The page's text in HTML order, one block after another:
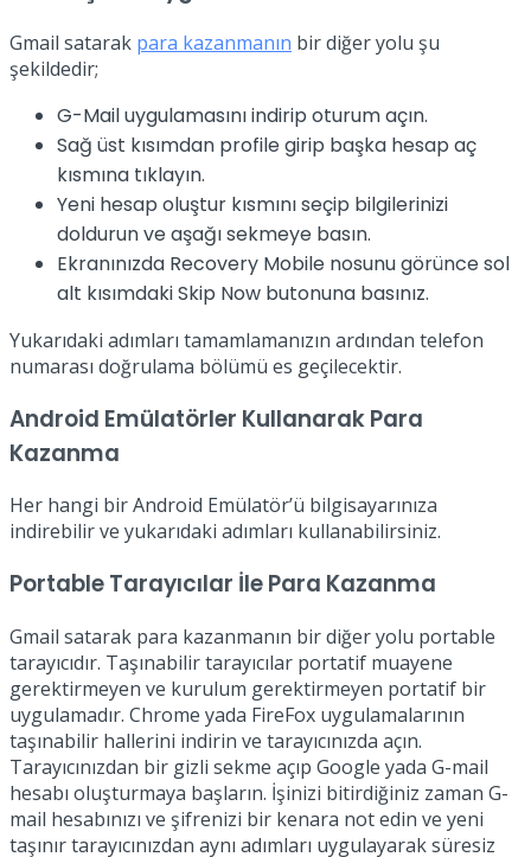
Gmail satarak para kazanmanın bir diğer yolu şu
şekildedir;
G-Mail uygulamasını indirip oturum açın.
Sağ üst kısımdan profile girip başka hesap aç
kısmına tıklayın.
Yeni hesap oluştur kısmını seçip bilgilerinizi
doldurun ve aşağı sekmeye basın.
Ekranınızda Recovery Mobile nosunu görünce sol
alt kısımdaki Skip Now butonuna basınız.
Yukarıdaki adımları tamamlamanızın ardından telefon
numarası doğrulama bölümü es geçilecektir.
Android Emülatörler Kullanarak Para
Kazanma
Her hangi bir Android Emülatör’ü bilgisayarınıza
indirebilir ve yukarıdaki adımları kullanabilirsiniz.
Portable Tarayıcılar İle Para Kazanma
Gmail satarak para kazanmanın bir diğer yolu portable
tarayıcıdır. Taşınabilir tarayıcılar portatif muayene
gerektirmeyen ve kurulum gerektirmeyen portatif bir
uygulamadır. Chrome yada FireFox uygulamalarının
taşınabilir hallerini indirin ve tarayıcınızda açın.
Tarayıcınızdan bir gizli sekme açıp Google yada G-mail
hesabı oluşturmaya başların. İşinizi bitirdiğiniz zaman G-
mail hesabınızı ve şifrenizi bir kenara not edin ve yeni
taşınır tarayıcınızdan aynı adımları uygulayarak süresiz